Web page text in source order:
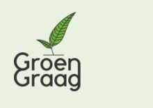
inhoud